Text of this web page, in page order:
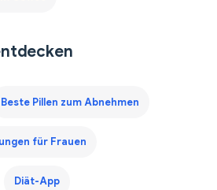
Beste Pillen zum Abnehmen
für Frauen
Diät-App